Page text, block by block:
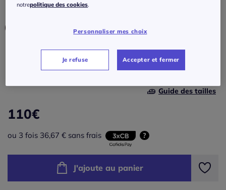
Veuillez sélectionner une taille
Guide des tailles
110€
ou 3 fois 36,67 € sans frais ?
J'ajoute au panier
notrepolitique des cookies
Personnaliser mes choix
Je refuse Accepter et fermer